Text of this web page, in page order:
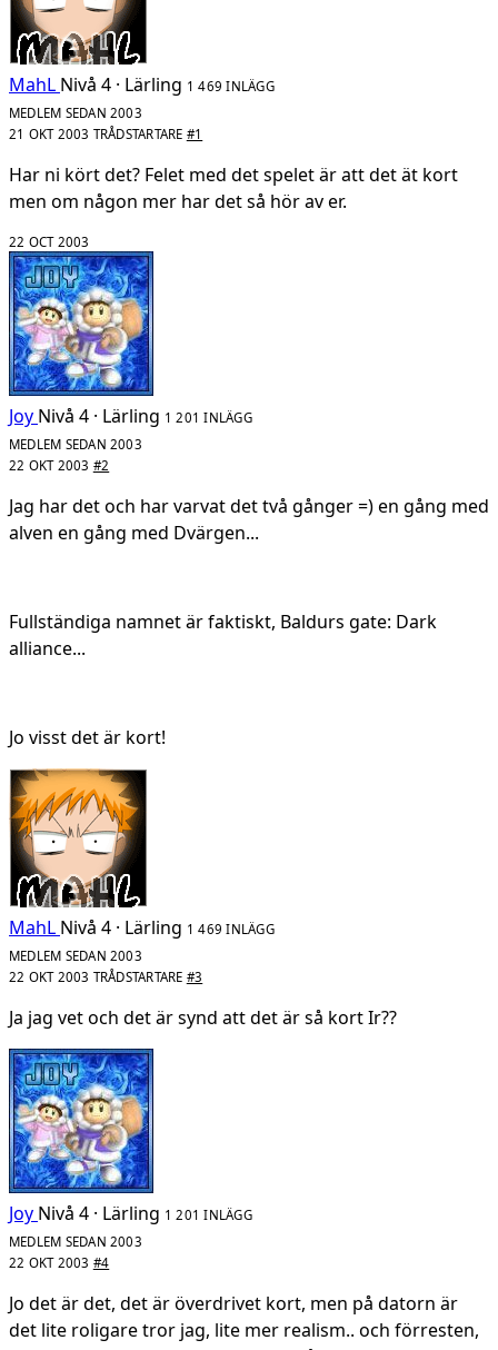
MahL Nivå 4 · Lärling 1 469 INLÄGG
MEDLEM SEDAN 2003
21 OKT 2003 TRÅDSTARTARE #1
Har ni kört det? Felet med det spelet är att det ät kort
men om någon mer har det så hör av er.
22 OCT 2003
Joy Nivå 4 · Lärling 1 201 INLÄGG
MEDLEM SEDAN 2003
22 OKT 2003 #2
Jag har det och har varvat det två gånger =) en gång med
alven en gång med Dvärgen...
Fullständiga namnet är faktiskt, Baldurs gate: Dark
alliance...
Jo visst det är kort!
MahL Nivå 4 · Lärling 1 469 INLÄGG
MEDLEM SEDAN 2003
22 OKT 2003 TRÅDSTARTARE #3
Ja jag vet och det är synd att det är så kort Ir??
Joy Nivå 4 · Lärling 1 201 INLÄGG
MEDLEM SEDAN 2003
22 OKT 2003 #4
Jo det är det, det är överdrivet kort, men på datorn är
det lite roligare tror jag, lite mer realism.. och förresten,